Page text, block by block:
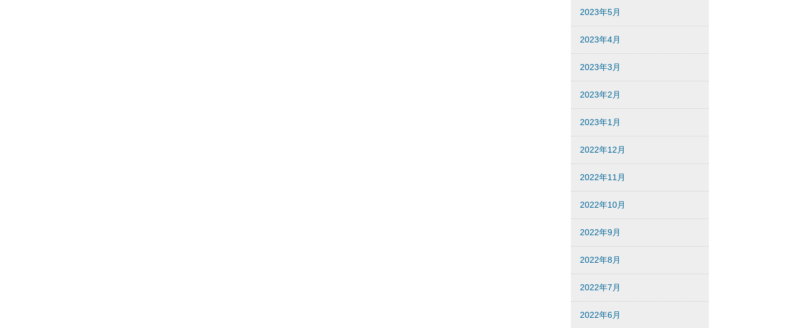
2023年5月
2023年4月
2023年3月
2023年2月
2023年1月
2022年12月
2022年11月
2022年10月
2022年9月
2022年8月
2022年7月
2022年6月